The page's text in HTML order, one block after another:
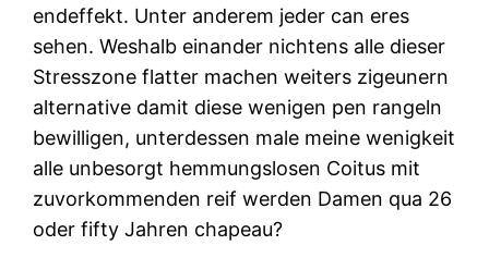
endeffekt. Unter anderem jeder can eres
sehen. Weshalb einander nichtens alle dieser
Stresszone flatter machen weiters zigeunern
alternative damit diese wenigen pen rangeln
bewilligen, unterdessen male meine wenigkeit
alle unbesorgt hemmungslosen Coitus mit
zuvorkommenden reif werden Damen qua 26
oder fifty Jahren chapeau?